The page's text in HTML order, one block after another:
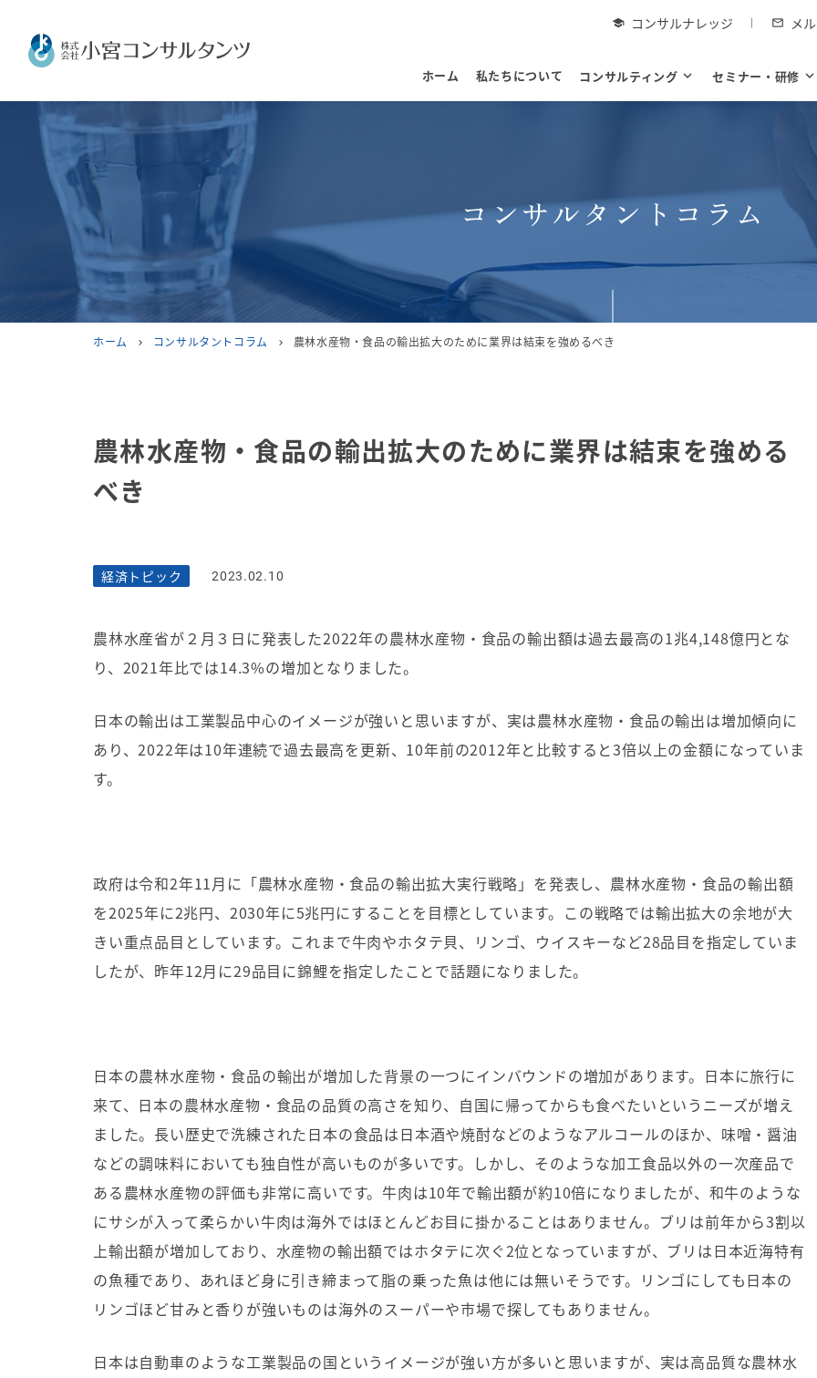
school コンサルナレッジ mail_outline メ
ホーム 私たちについて コンサルティング expand_more セミナー・研修 expand_more
コンサルタントコラム
ホーム chevron_right コンサルタントコラム chevron_right 農林水産物・食品の輸出拡大のために業界は結束を強めるべき
農林水産物・食品の輸出拡大のために業界は結束を強める
べき
経済トピック 2023.02.10
農林水産省が２月３日に発表した2022年の農林水産物・食品の輸出額は過去最高の1兆4,148億円とな
り、 2021年比では14.3%の増加となりました。
日本の輸出は工業製品中心のイメージが強いと思いますが、実は農林水産物・食品の輸出は増加傾向に
あり、 2022年は10年連続で過去最高を更新、 10年前の2012年と比較すると3倍以上の金額になっていま
す。
政府は令和2年11月に「農林水産物・食品の輸出拡大実行戦略」を発表し、農林水産物・食品の輸出額
を2025年に2兆円、 2030年に5兆円にすることを目標としています。この戦略では輸出拡大の余地が大
きい重点品目としています。これまで牛肉やホタテ貝、リンゴ、ウイスキーなど28品目を指定していま
したが、昨年12月に29品目に錦鯉を指定したことで話題になりました。
日本の農林水産物・食品の輸出が増加した背景の一つにインバウンドの増加があります。日本に旅行に
来て、日本の農林水産物・食品の品質の高さを知り、自国に帰ってからも食べたいというニーズが増え
ました。長い歴史で洗練された日本の食品は日本酒や焼酎などのようなアルコールのほか、味噌・醤油
などの調味料においても独自性が高いものが多いです。しかし、そのような加工食品以外の一次産品で
ある農林水産物の評価も非常に高いです。牛肉は10年で輸出額が約10倍になりましたが、和牛のような
にサシが入って柔らかい牛肉は海外ではほとんどお目に掛かることはありません。ブリは前年から3割以
上輸出額が増加しており、水産物の輸出額ではホタテに次ぐ2位となっていますが、ブリは日本近海特有
の魚種であり、あれほど身に引き締まって脂の乗った魚は他には無いそうです。リンゴにしても日本の
リンゴほど甘みと香りが強いものは海外のスーパーや市場で探してもありません。
日本は自動車のような工業製品の国というイメージが強い方が多いと思いますが、実は高品質な農林水